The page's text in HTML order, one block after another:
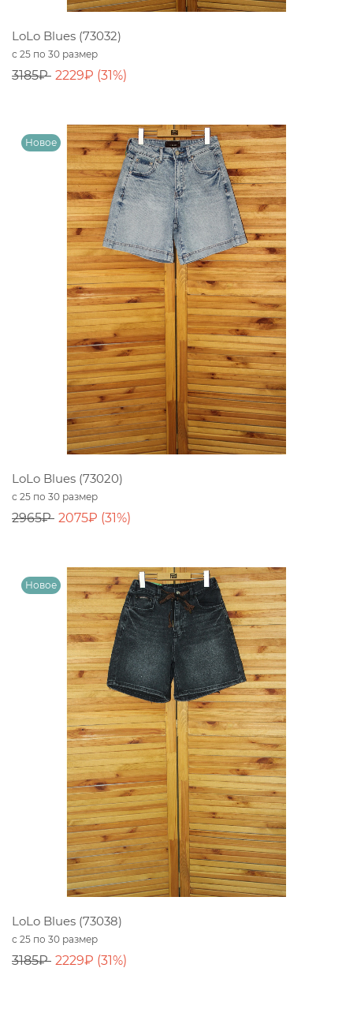
LoLo Blues (73032)
с 25 по 30 размер
3185₽ 2229₽ (31%)
LoLo Blues (73020)
с 25 по 30 размер
2965₽ 2075₽ (31%)
LoLo Blues (73038)
с 25 по 30 размер
3185₽ 2229₽ (31%)